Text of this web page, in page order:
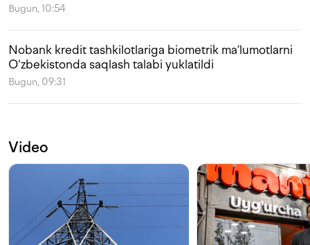
Bugun, 10:54
Nobank kredit tashkilotlariga biometrik ma’lumotlarni
O‘zbekistonda saqlash talabi yuklatildi
Bugun, 09:31
Video